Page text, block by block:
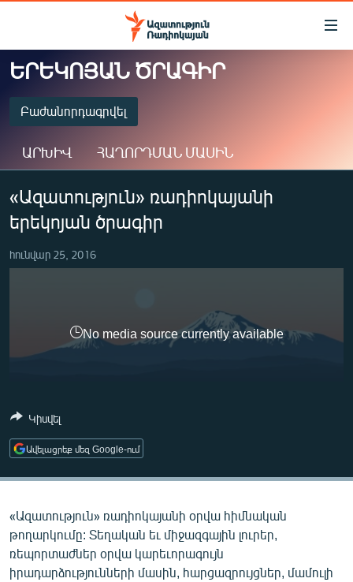
Մատչելիության
Անցնել
հիմնական
բովանդակությանը
Անցնել
մենյուին
Որոնում
ԱԶԱՏՈՒԹՅՈՒՆ TV
ՀԱՅԱՍՏԱՆ
ԸՆՏՐՈՒԹՅՈՒՆՆԵՐ 2026
ԻՐԱՎՈՒՆՔ
ՀԱՍԱՐԱԿՈՒԹՅՈՒՆ
ՏՆՏԵՍՈՒԹՅՈՒՆ
ՏԱՐԱԾԱՇՐՋԱՆ
ՍՊՈՐՏ
ՄԵԿՆԱԲԱՆՈՒԹՅՈՒՆ
ՏՏ ԵՒ ԻՆՏԵՐՆԵՏ
ԿՈՐՈՆԱՎԻՐՈՒՍ
ԱՐԽԻՎ
ՏԵՍԱՆՅՈՒԹԵՐ
ԵՐԵԿՈՅԱՆ ԾՐԱԳԻՐ
Բաժանորդագրվել
Spotify
ԱՐԽԻՎ ՀԱՂՈՐԴՄԱՆ ՄԱՍԻՆ
«Ազատություն» ռադիոկայանի
երեկոյան ծրագիր
հունվար 25, 2016
No media source currently available
Կիսվել
Ավելացրեք մեզ Google-ում
«Ազատություն» ռադիոկայանի օրվա հիմնական
թողարկումը: Տեղական եւ միջազգային լուրեր,
ռեպորտաժներ օրվա կարեւորագույն
իրադարձությունների մասին, հարցազրույցներ, մամուլի